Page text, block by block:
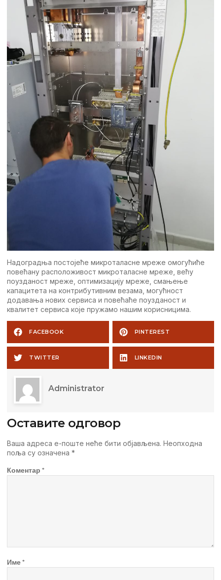
Надоградња постојеће микроталасне мреже омогућиће
повећану расположивост микроталасне мреже, већу
поузданост мреже, оптимизацију мреже, смањење
капацитета на контрибутивним везама, могућност
додавања нових сервиса и повећаће поузданост и
квалитет сервиса које пружамо нашим корисницима.
FACEBOOK PINTEREST
TWITTER LINKEDIN
Administrator
Оставите одговор
Ваша адреса е-поште неће бити објављена. Неопходна
поља су означена *
Коментар *
Име*